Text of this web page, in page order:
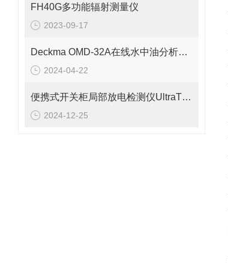
FH40G多功能辐射测量仪
2023-09-17
Deckma OMD-32A在线水中油分析仪的参数介绍
2024-04-22
便携式开关柜局部放电检测仪UltraTEV Plus+
2024-12-25